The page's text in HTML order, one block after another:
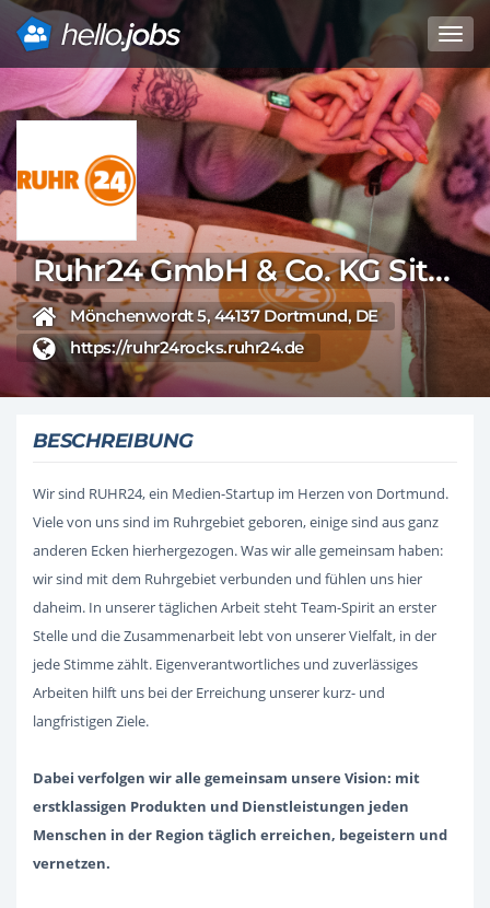
Direkt
zum
Inhalt
Ruhr24 GmbH & Co. KG Sitz Dortmund
Mönchenwordt 5, 44137 Dortmund, DE
https://ruhr24rocks.ruhr24.de
BESCHREIBUNG
Wir sind RUHR24, ein Medien-Startup im Herzen von Dortmund.
Viele von uns sind im Ruhrgebiet geboren, einige sind aus ganz
anderen Ecken hierhergezogen. Was wir alle gemeinsam haben:
wir sind mit dem Ruhrgebiet verbunden und fühlen uns hier
daheim. In unserer täglichen Arbeit steht Team-Spirit an erster
Stelle und die Zusammenarbeit lebt von unserer Vielfalt, in der
jede Stimme zählt. Eigenverantwortliches und zuverlässiges
Arbeiten hilft uns bei der Erreichung unserer kurz- und
langfristigen Ziele.
Dabei verfolgen wir alle gemeinsam unsere Vision: mit
erstklassigen Produkten und Dienstleistungen jeden
Menschen in der Region täglich erreichen, begeistern und
vernetzen.